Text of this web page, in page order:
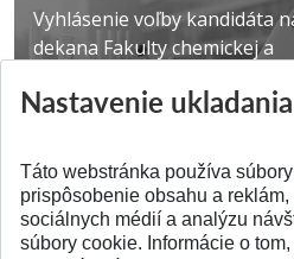
Vyhlásenie voľby kandidáta
dekana Fakulty chemickej a
Publikované 31.07.2026
Nastavenie
Táto webstránka používa
prispôsobenie obsahu a
sociálnych médií a analýzu
súbory cookie. Informácie o